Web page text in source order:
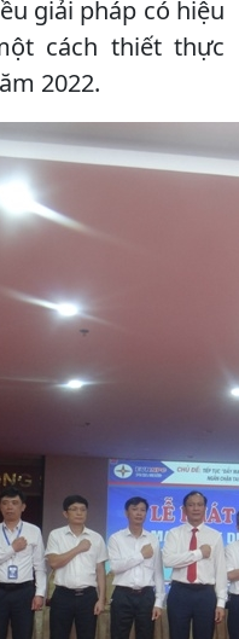
giải pháp có hiệu
cách thiết thực
2022.